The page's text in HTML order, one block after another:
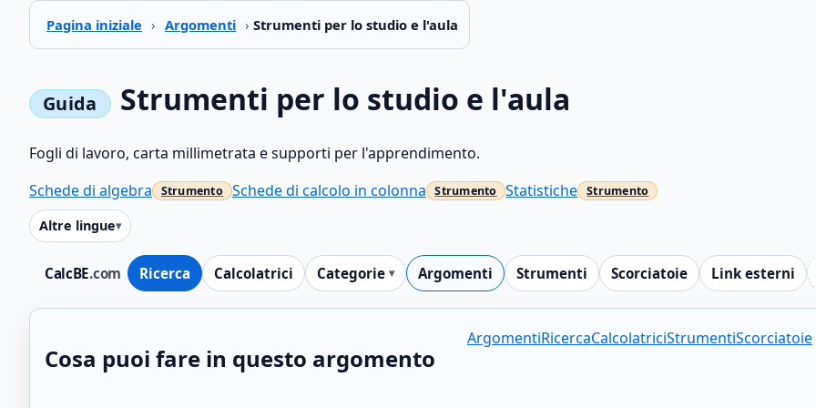
Pagina iniziale › Argomenti › Strumenti per lo studio e l'aula
CalcBE.com Ricerca Calcolatrici Categorie Argomenti Strumenti Scorciatoie Link esterni
Strumenti per lo studio e l'aula
Fogli di lavoro, carta millimetrata e supporti per l'apprendimento.
Schede di algebra
Schede di calcolo in colonna Statistiche
Altre lingue
Cosa puoi fare in questo argomento
ArgomentiRicercaCalcolatriciStrumentiScorciatoie